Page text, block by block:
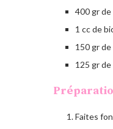
400 gr
1 cc de
150 gr
125 gr de
Faites